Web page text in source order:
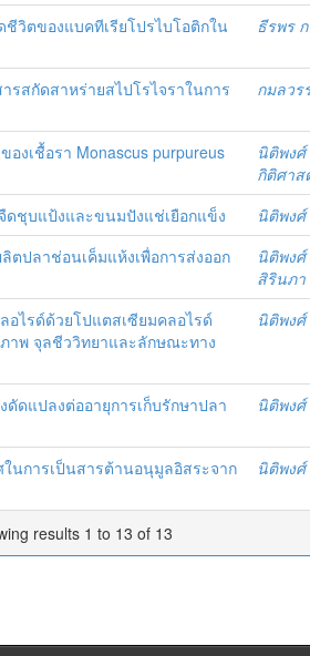
วิตของแบคทีเรียโปรไบโอติกใน
ธีรพร
สกัดสาหร่ายสไปโรไจราในการ
กมลว
งเชื้อรา Monascus purpureus
นิติพง
กิติศาส
ชุบแป้งและขนมปังแช่เยือกแข็ง นิติพง
ปลาช่อนเค็มแห้งเพื่อการส่งออก นิติพง
สิรินภ
ไรด์ด้วยโปแตสเซียมคลอไรด์
าพ จุลชีววิทยาและลักษณะทาง
นิติพง
ดแปลงต่ออายุการเก็บรักษาปลา
นิติพง
นการเป็นสารต้านอนุมูลอิสระจาก
นิติพง
results 1 to 13 of 13